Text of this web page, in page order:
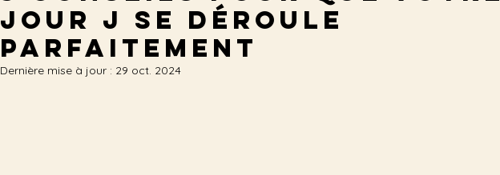
jour J se déroule
parfaitement
Dernière mise à jour : 29 oct. 2024